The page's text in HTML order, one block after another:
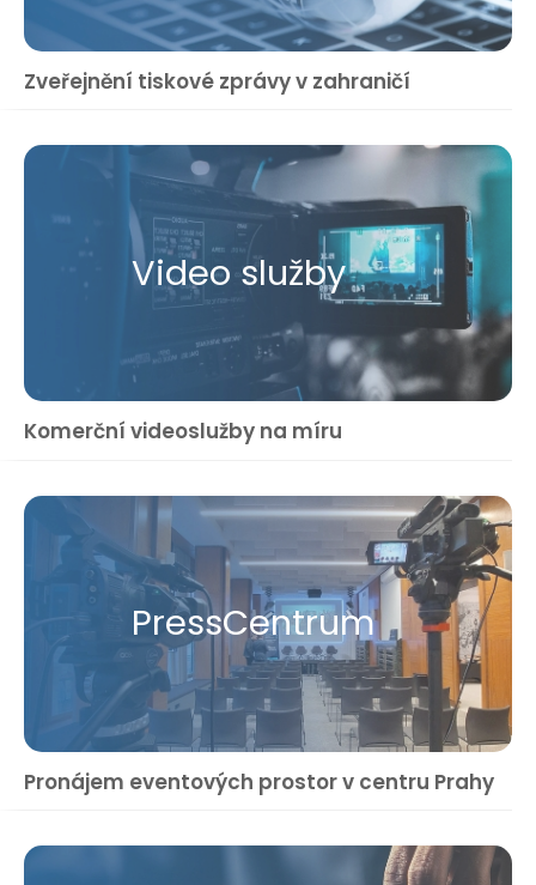
Zveřejnění tiskové zprávy v zahraničí
Video služby
Komerční videoslužby na míru
Press​Centrum
Pronájem eventových prostor v centru Prahy